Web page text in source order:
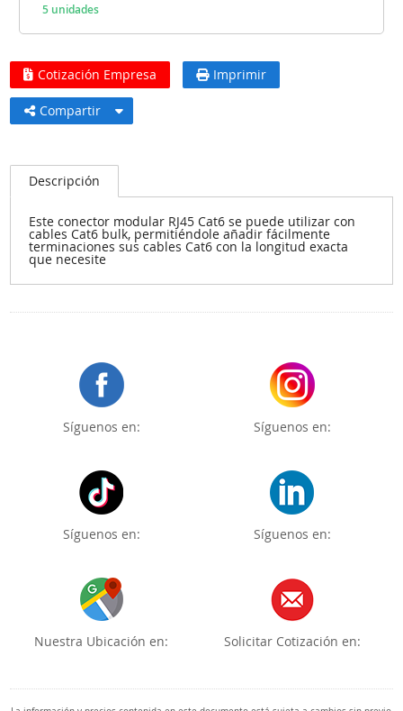
5 unidades
Cotización Empresa Imprimir
Compartir
Descripción
Este conector modular RJ45 Cat6 se puede utilizar con
cables Cat6 bulk, permitiéndole añadir fácilmente
terminaciones sus cables Cat6 con la longitud exacta
que necesite
Síguenos en: Síguenos en:
Síguenos en: Síguenos en:
Nuestra Ubicación en: Solicitar Cotización en: